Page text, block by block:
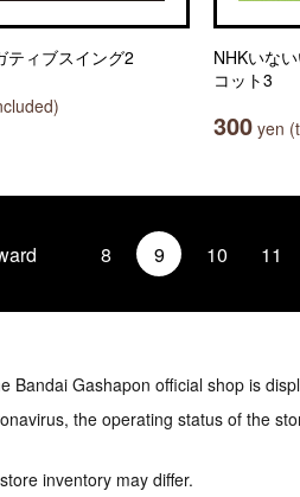
ティブスイング2
NHKいな
コット3
300 yen
8 9 10 11
Bandai Gashapon official shop is
the operating status of the
inventory may differ.